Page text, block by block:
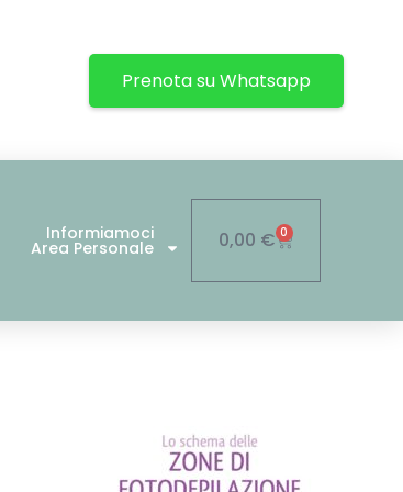
Prenota su Whatsapp
Informiamoci
Area Personale 0,00 € 0